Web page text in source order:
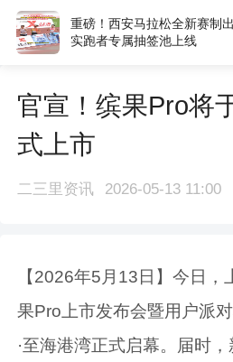
重磅！西安马拉松全新赛制
实跑者专属抽签池上线
官宣！缤果Pro将
式上市
二三里资讯 2026-05-13 11:00
【2026年5月13日】今日
果Pro上市发布会暨用户派
·至海港湾正式启幕。届时